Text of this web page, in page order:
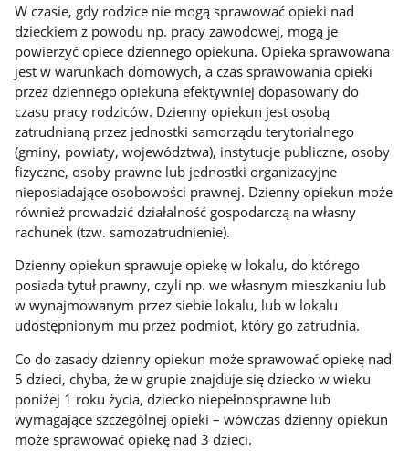
W czasie, gdy rodzice nie mogą sprawować opieki nad
dzieckiem z powodu np. pracy zawodowej, mogą je
powierzyć opiece dziennego opiekuna. Opieka sprawowana
jest w warunkach domowych, a czas sprawowania opieki
przez dziennego opiekuna efektywniej dopasowany do
czasu pracy rodziców. Dzienny opiekun jest osobą
zatrudnianą przez jednostki samorządu terytorialnego
(gminy, powiaty, województwa), instytucje publiczne, osoby
fizyczne, osoby prawne lub jednostki organizacyjne
nieposiadające osobowości prawnej. Dzienny opiekun może
również prowadzić działalność gospodarczą na własny
rachunek (tzw. samozatrudnienie).
Dzienny opiekun sprawuje opiekę w lokalu, do którego
posiada tytuł prawny, czyli np. we własnym mieszkaniu lub
w wynajmowanym przez siebie lokalu, lub w lokalu
udostępnionym mu przez podmiot, który go zatrudnia.
Co do zasady dzienny opiekun może sprawować opiekę nad
5 dzieci, chyba, że w grupie znajduje się dziecko w wieku
poniżej 1 roku życia, dziecko niepełnosprawne lub
wymagające szczególnej opieki – wówczas dzienny opiekun
może sprawować opiekę nad 3 dzieci.